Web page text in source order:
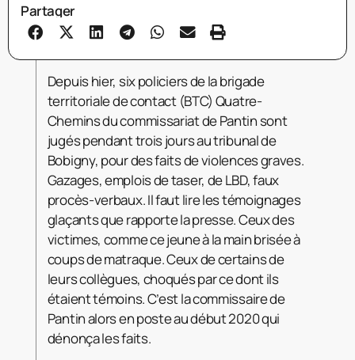
Partager
Depuis hier, six policiers de la brigade
territoriale de contact (BTC) Quatre-
Chemins du commissariat de Pantin sont
jugés pendant trois jours au tribunal de
Bobigny, pour des faits de violences graves.
Gazages, emplois de taser, de LBD, faux
procès-verbaux. Il faut lire les témoignages
glaçants que rapporte la presse. Ceux des
victimes, comme ce jeune à la main brisée à
coups de matraque. Ceux de certains de
leurs collègues, choqués par ce dont ils
étaient témoins. C’est la commissaire de
Pantin alors en poste au début 2020 qui
dénonça les faits.